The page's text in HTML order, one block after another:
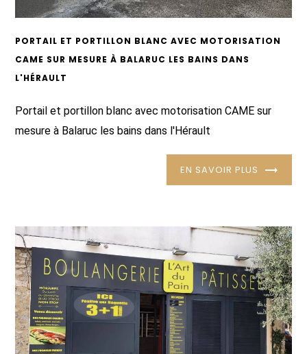
PORTAIL ET PORTILLON BLANC AVEC MOTORISATION
CAME SUR MESURE À BALARUC LES BAINS DANS
L'HÉRAULT
Portail et portillon blanc avec motorisation CAME sur
mesure à Balaruc les bains dans l'Hérault
EN SAVOIR PLUS